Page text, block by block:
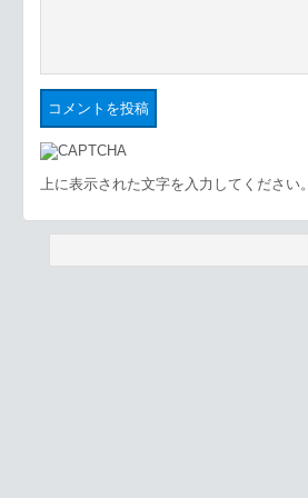
上に表示された文字を入力してください。